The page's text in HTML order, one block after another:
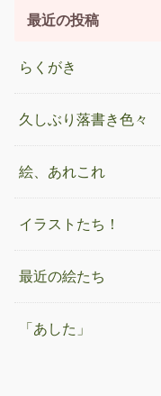
最近の投稿
らくがき
久しぶり落書き色々
絵、あれこれ
イラストたち！
最近の絵たち
「あした」